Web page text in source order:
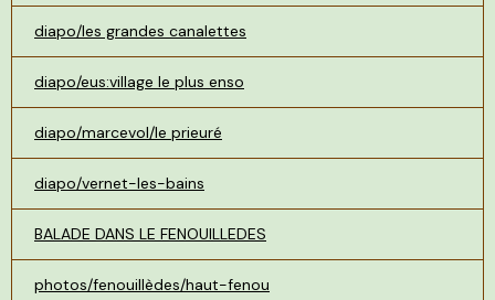
diapo/les grandes canalettes
diapo/eus:village le plus enso
diapo/marcevol/le prieuré
diapo/vernet-les-bains
BALADE DANS LE FENOUILLEDES
photos/fenouillèdes/haut-fenou